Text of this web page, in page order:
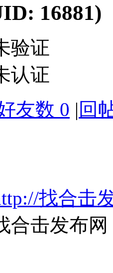
16881)
验证
认证
友数 0 | 回
找合击
合击发布网